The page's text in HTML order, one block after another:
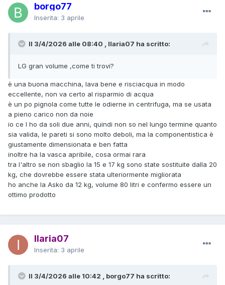
borgo77
Inserita: 3 aprile
Il 3/4/2026 alle 08:40 , Ilaria07 ha scritto:
LG gran volume ,come ti trovi?
è una buona macchina, lava bene e risciacqua in modo
eccellente, non va certo al risparmio di acqua
è un po pignola come tutte le odierne in centrifuga, ma se usata
a pieno carico non da noie
io ce l ho da soli due anni, quindi non so nel lungo termine quanto
sia valida, le pareti si sono molto deboli, ma la componentistica è
giustamente dimensionata e ben fatta
inoltre ha la vasca apribile, cosa ormai rara
tra l'altro se non sbaglio la 15 e 17 kg sono state sostituite dalla 20
kg, che dovrebbe essere stata ulteriormente migliorata
ho anche la Asko da 12 kg, volume 80 litri e confermo essere un
ottimo prodotto
Ilaria07
Inserita: 3 aprile
Il 3/4/2026 alle 10:42 , borgo77 ha scritto: